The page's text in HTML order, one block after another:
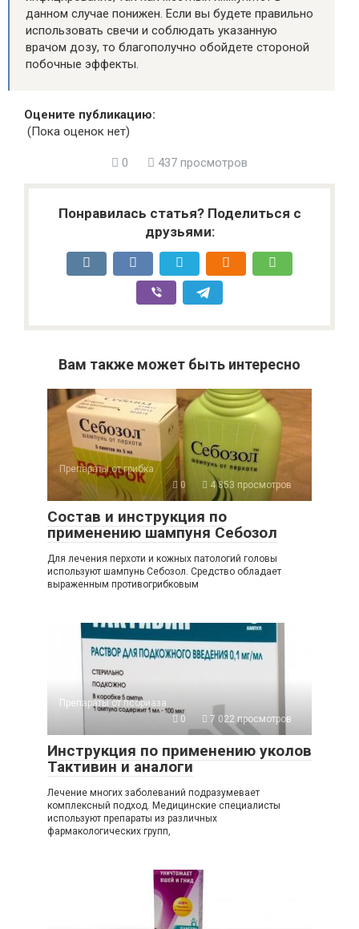
данном случае понижен. Если вы будете правильно
использовать свечи и соблюдать указанную
врачом дозу, то благополучно обойдете стороной
побочные эффекты.
Оцените публикацию:
(Пока оценок нет)
0 437 просмотров
Понравилась статья? Поделиться с
друзьями:
Вам также может быть интересно
Препараты от грибка
0
4 853 просмотров
Состав и инструкция по
применению шампуня Себозол
Для лечения перхоти и кожных патологий головы
используют шампунь Себозол. Средство обладает
выраженным противогрибковым
Препараты от псориаза
0
7 022 просмотров
Инструкция по применению уколов
Тактивин и аналоги
Лечение многих заболеваний подразумевает
комплексный подход. Медицинские специалисты
используют препараты из различных
фармакологических групп,